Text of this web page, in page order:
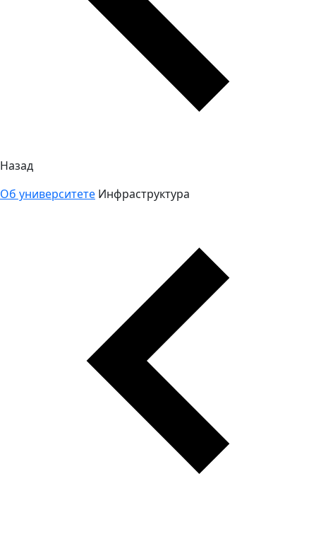
Назад
Об университете Инфраструктура